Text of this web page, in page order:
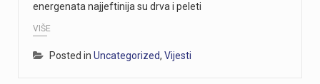
energenata najjeftinija su drva i peleti
VIŠE
Posted in Uncategorized, Vijesti